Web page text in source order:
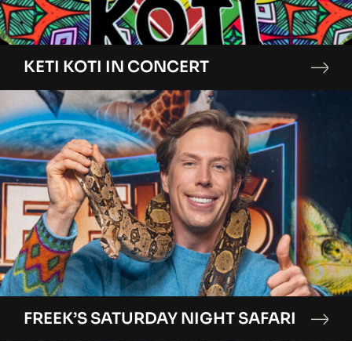
KETI KOTI IN CONCERT
FREEK’S SATURDAY NIGHT SAFARI